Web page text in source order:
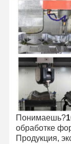
Понимаешь?
обработке
Продукция,